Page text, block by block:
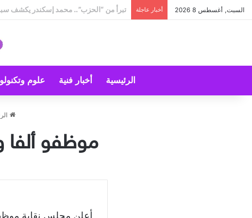
السبت, أغسطس 8 2026 أخبار عاجلة “استراحة” قبل عودة الحرّ!
الرئيسية أخبار فنية علوم
موظفو ألفا
أعلن مجلس نقابة